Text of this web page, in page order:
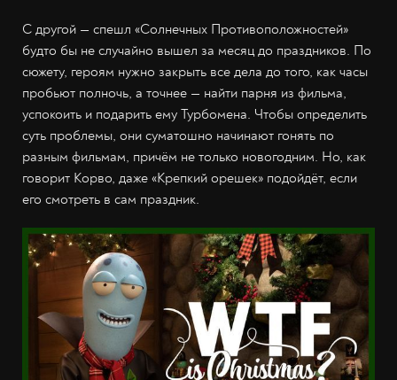
С другой — спешл «Солнечных Противоположностей»
будто бы не случайно вышел за месяц до праздников. По
сюжету, героям нужно закрыть все дела до того, как часы
пробьют полночь, а точнее — найти парня из фильма,
успокоить и подарить ему Турбомена. Чтобы определить
суть проблемы, они суматошно начинают гонять по
разным фильмам, причём не только новогодним. Но, как
говорит Корво, даже «Крепкий орешек» подойдёт, если
его смотреть в сам праздник.